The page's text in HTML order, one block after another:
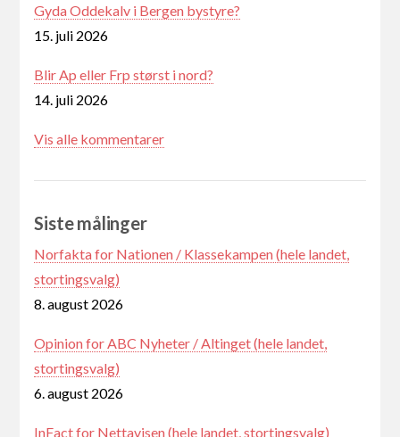
Gyda Oddekalv i Bergen bystyre?
15. juli 2026
Blir Ap eller Frp størst i nord?
14. juli 2026
Vis alle kommentarer
Siste målinger
Norfakta for Nationen / Klassekampen (hele landet,
stortingsvalg)
8. august 2026
Opinion for ABC Nyheter / Altinget (hele landet,
stortingsvalg)
6. august 2026
InFact for Nettavisen (hele landet, stortingsvalg)